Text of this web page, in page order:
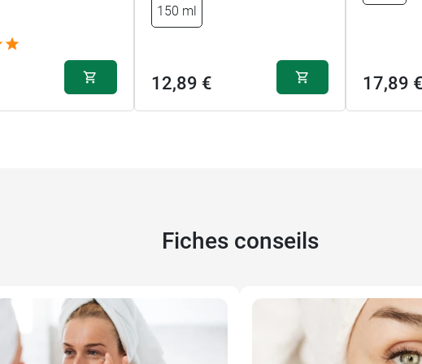
150 ml
12,89 € 17,89
Fiches conseils